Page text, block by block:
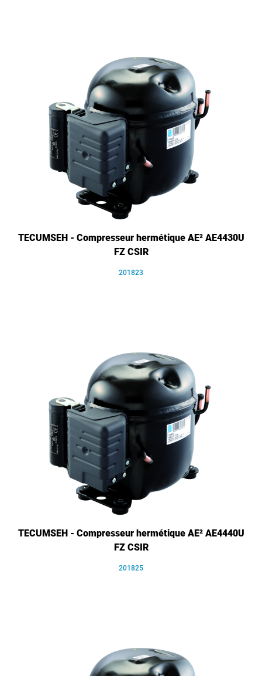
TECUMSEH - Compresseur hermétique AE² AE4430U
FZ CSIR
201823
TECUMSEH - Compresseur hermétique AE² AE4440U
FZ CSIR
201825